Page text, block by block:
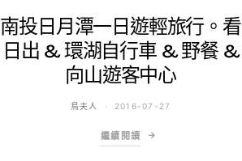
南投日月潭一日遊輕旅行。看
日出 & 環湖自行車 & 野餐 &
向山遊客中心
鳥夫人 2016-07-27
繼續閱讀